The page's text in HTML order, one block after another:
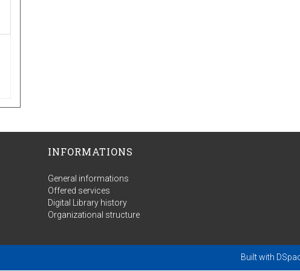
INFORMATIONS
General informations
Offered services
Digital Library history
Organizational structure
Built with